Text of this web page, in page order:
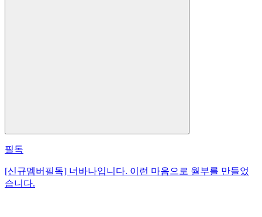
필독
[신규멤버필독] 너바나입니다. 이런 마음으로 월부를 만들었
습니다.